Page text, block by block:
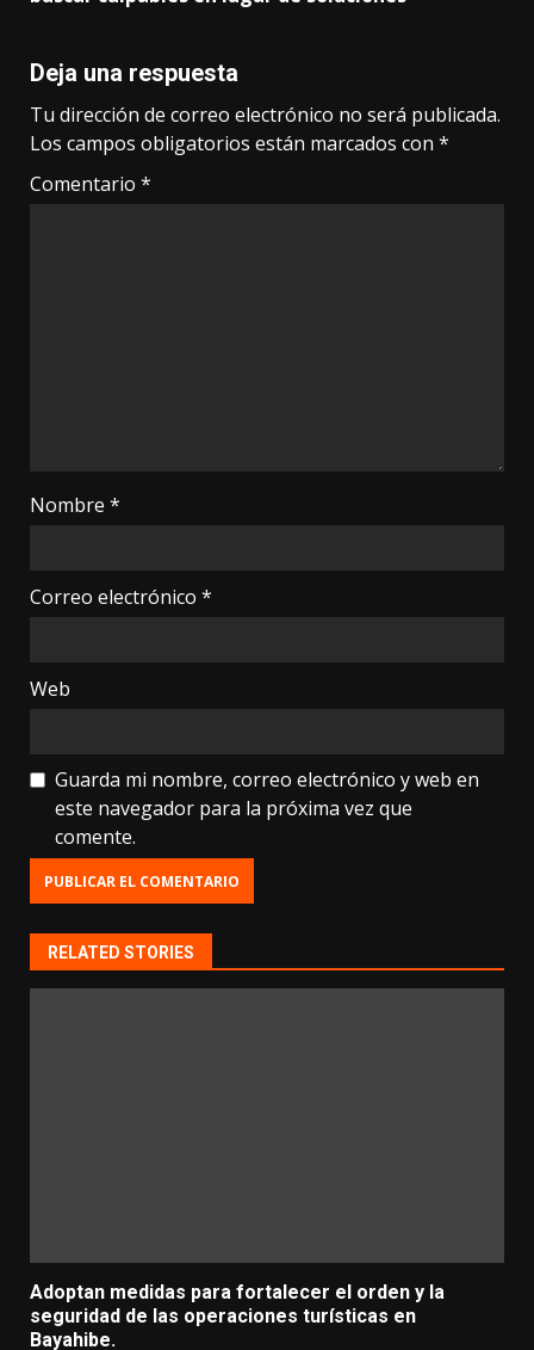
Deja una respuesta
Tu dirección de correo electrónico no será publicada.
Los campos obligatorios están marcados con *
Comentario *
Nombre *
Correo electrónico *
Web
Guarda mi nombre, correo electrónico y web en
este navegador para la próxima vez que
comente.
RELATED STORIES
Adoptan medidas para fortalecer el orden y la
seguridad de las operaciones turísticas en
Bayahibe.